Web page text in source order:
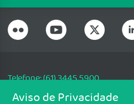
Telefone: (61) 3445 5900
Email: cfm@portalmedico.org.br
Aviso de Privacidade